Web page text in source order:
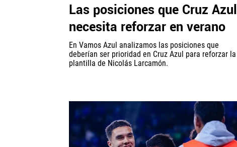
Las posiciones que Cruz Azul
necesita reforzar en verano
En Vamos Azul analizamos las posiciones que
deberían ser prioridad en Cruz Azul para reforzar la
plantilla de Nicolás Larcamón.